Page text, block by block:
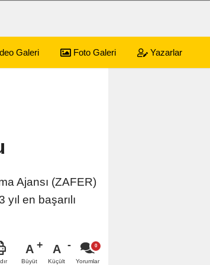
açıklandı 01:17
Galeri Foto Galeri Yazarlar
Ajansı (ZAFER)
en başarılı
A
Büyüt
A
Küçült Yorumlar